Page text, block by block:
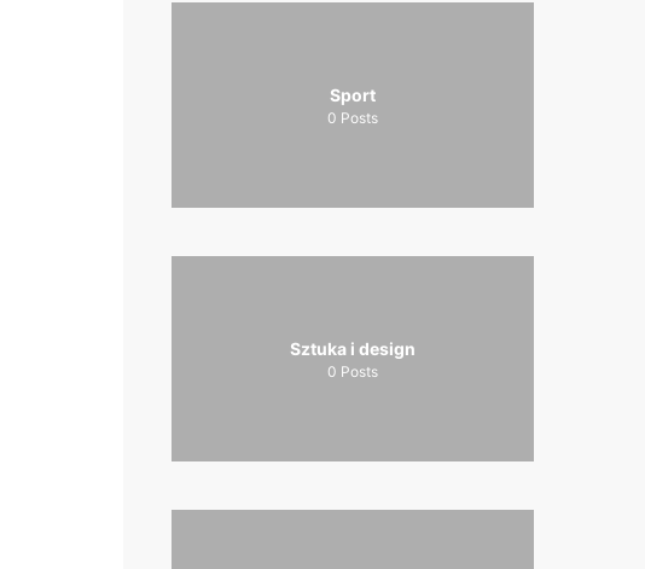
Sport
0 Posts
Sztuka i design
0 Posts